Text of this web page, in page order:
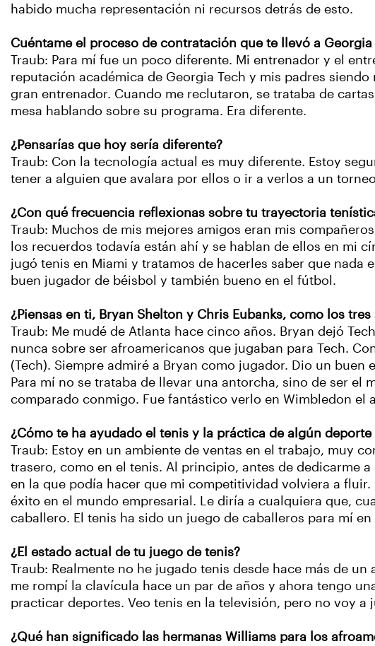
habido mucha representación ni recursos detrás de esto.
Cuéntame el proceso de contratación que te llevó a Georgia
Traub: Para mí fue un poco diferente. Mi entrenador y el
reputación académica de Georgia Tech y mis padres
gran entrenador. Cuando me reclutaron, se trataba de
mesa hablando sobre su programa. Era diferente.
¿Pensarías que hoy sería diferente?
Traub: Con la tecnología actual es muy diferente. Estoy
tener a alguien que avalara por ellos o ir a verlos a un
¿Con qué frecuencia reflexionas sobre tu trayectoria
Traub: Muchos de mis mejores amigos eran mis
los recuerdos todavía están ahí y se hablan de ellos en mi
jugó tenis en Miami y tratamos de hacerles saber que
buen jugador de béisbol y también bueno en el fútbol.
¿Piensas en ti, Bryan Shelton y Chris Eubanks, como los
Traub: Me mudé de Atlanta hace cinco años. Bryan dejó
nunca sobre ser afroamericanos que jugaban para Tech.
(Tech). Siempre admiré a Bryan como jugador. Dio un
Para mí no se trataba de llevar una antorcha, sino de ser el
comparado conmigo. Fue fantástico verlo en Wimbledon el
¿Cómo te ha ayudado el tenis y la práctica de algún
Traub: Estoy en un ambiente de ventas en el trabajo, muy
trasero, como en el tenis. Al principio, antes de dedicarme
en la que podía hacer que mi competitividad volviera a
éxito en el mundo empresarial. Le diría a cualquiera que,
caballero. El tenis ha sido un juego de caballeros para mí
¿El estado actual de tu juego de tenis?
Traub: Realmente no he jugado tenis desde hace más de
me rompí la clavícula hace un par de años y ahora tengo
practicar deportes. Veo tenis en la televisión, pero no voy a
¿Qué han significado las hermanas Williams para los